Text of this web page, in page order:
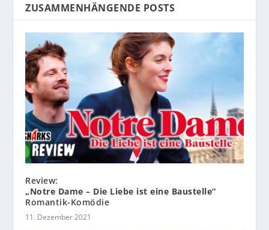
ZUSAMMENHÄNGENDE POSTS
Review:
„Notre Dame – Die Liebe ist eine Baustelle“
Romantik-Komödie
11. Dezember 2021